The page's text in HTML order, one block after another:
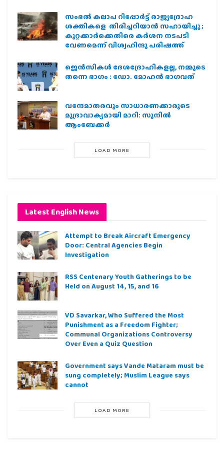
സംഭൽ കലാപ റിപ്പോർട്ട് രാജ്യദ്രോഹ
ശക്തികളെ തിരിച്ചറിയാൻ സഹായിച്ചു ;
കുറ്റക്കാർക്കെതിരെ കർശന നടപടി
വേണമെന്ന് വിശ്വഹിന്ദു പരിഷത്ത്
ജെന്‍സികള്‍ ദേശദ്രോഹികളല്ല, നമ്മുടെ
തന്നെ ഭാഗം : ഡോ. മോഹന്‍ ഭാഗവത്
വന്ദേമാതരവും സാധാരണക്കാരുടെ
മുദ്രാവാക്യമായി മാറി: സുനിൽ
ആംബേക്കർ
LOAD MORE
Latest English News
Attempt to Break Aircraft Emergency
Door: Central Agencies Begin
Investigation
RSS Centenary Youth Gatherings to be
Held on August 14, 15, and 16
VD Savarkar, Who Suffered the Most
Punishment as a Freedom Fighter;
Communal Organizations Controversy
Over Even a Quiz Question
Government says Vande Mataram must be
sung completely; Muslim League says
cannot
LOAD MORE